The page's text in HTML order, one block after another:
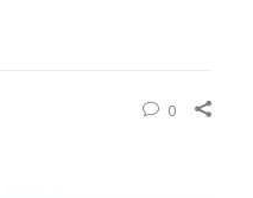
0